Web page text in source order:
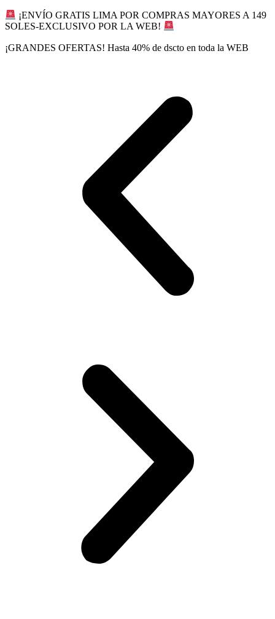
Ir
al
¡ENVÍO GRATIS LIMA POR COMPRAS MAYORES A 149
SOLES-EXCLUSIVO POR LA WEB!
¡GRANDES OFERTAS! Hasta 40% de dscto en toda la WEB